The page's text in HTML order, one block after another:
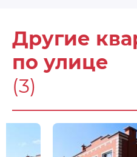
Другие
по улице
(3)